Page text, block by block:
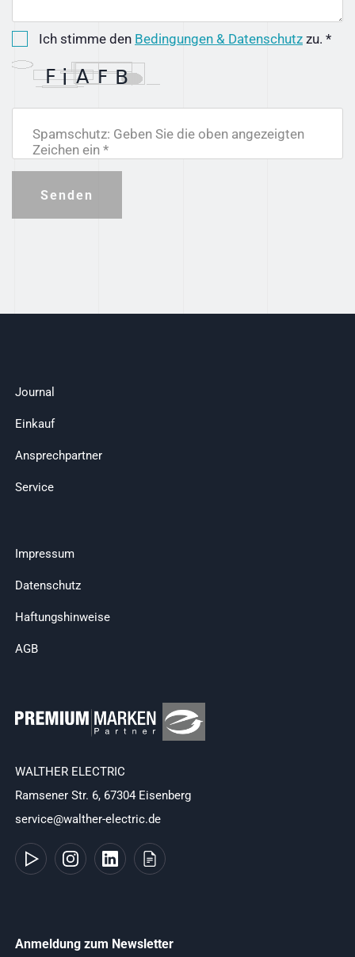
Ich stimme den Bedingungen & Datenschutz zu. *
Spamschutz: Geben Sie die oben angezeigten
Zeichen ein *
Senden
Journal
Einkauf
Ansprechpartner
Service
Impressum
Datenschutz
Haftungshinweise
AGB
WALTHER ELECTRIC
Ramsener Str. 6, 67304 Eisenberg
service@walther-electric.de
Anmeldung zum Newsletter